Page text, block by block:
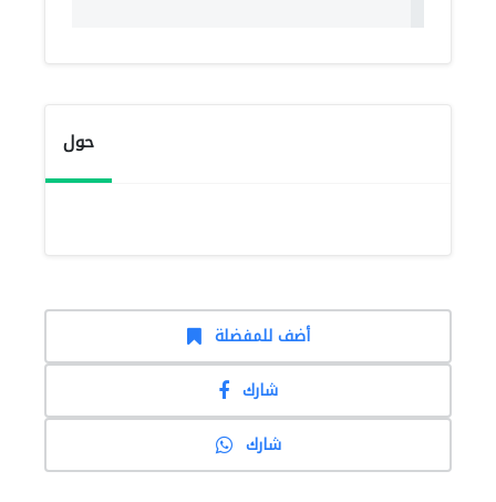
حول
أضف للمفضلة
شارك
شارك